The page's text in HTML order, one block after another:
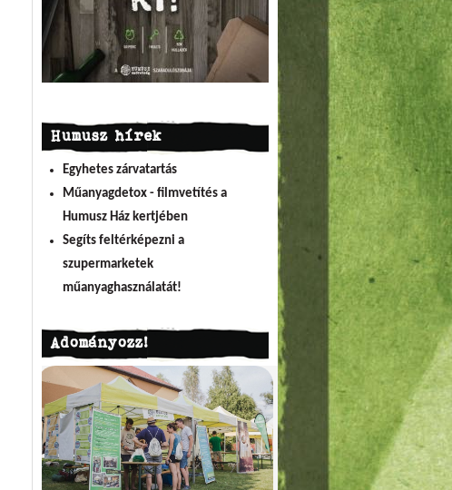
Humusz hírek
Egyhetes zárvatartás
Műanyagdetox - filmvetítés a
Humusz Ház kertjében
Segíts feltérképezni a
szupermarketek
műanyaghasználatát!
Adományozz!